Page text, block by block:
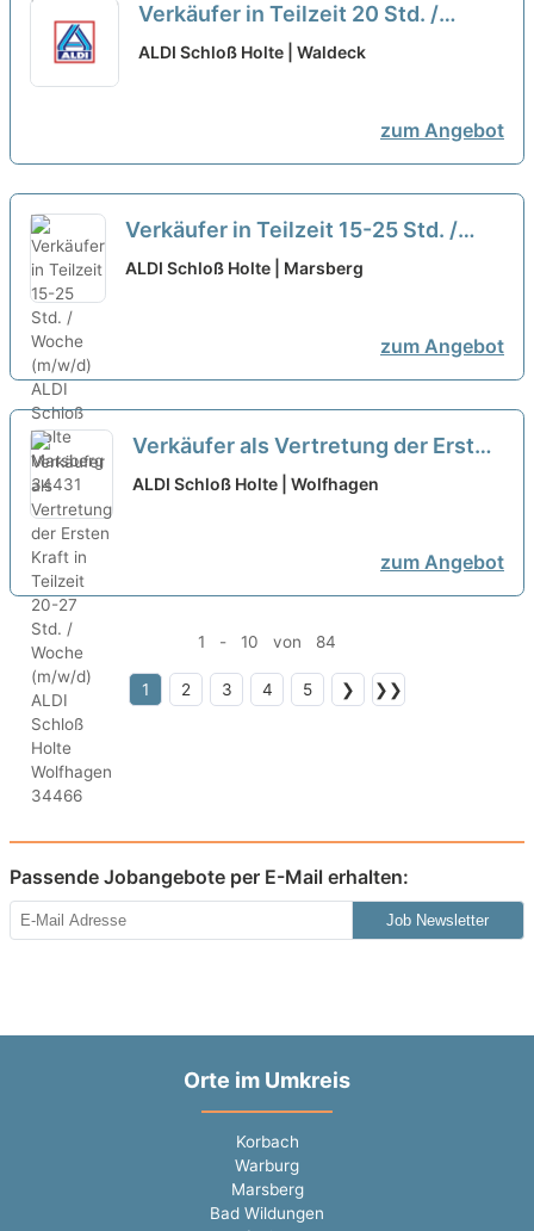
Verkäufer in Teilzeit 20 Std. /
Woche (m/w/d) neu
ALDI Schloß Holte | Waldeck
zum Angebot
Verkäufer in Teilzeit 15-25 Std. /
Woche (m/w/d) neu
ALDI Schloß Holte | Marsberg
zum Angebot
Verkäufer als Vertretung der Ersten
Kraft in Teilzeit 20-27 Std. / Woche
ALDI Schloß Holte | Wolfhagen
zum Angebot
1 - 10 von 84
1 2 3 4 5 ❯ ❯❯
Passende Jobangebote per E-Mail erhalten:
Job Newsletter
Orte im Umkreis
Korbach
Warburg
Marsberg
Bad Wildungen